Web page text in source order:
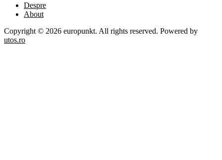
Despre
About
Copyright © 2026 europunkt. All rights reserved. Powered by
utos.ro